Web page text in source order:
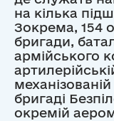
на кілька
Зокрема, 154
бригади,
армійського
бригаді
окремій